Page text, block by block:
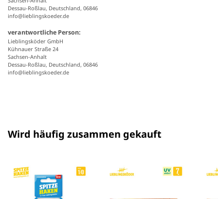
Dessau-Roßlau, Deutschland, 06846
info@lieblingskoeder.de
verantwortliche Person:
Lieblingsköder GmbH
Kühnauer Straße 24
Sachsen-Anhalt
Dessau-Roßlau, Deutschland, 06846
info@lieblingskoeder.de
Wird häufig zusammen gekauft